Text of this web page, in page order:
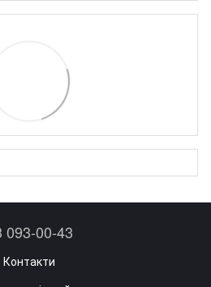
093-00-43
Контакти